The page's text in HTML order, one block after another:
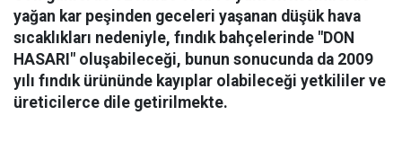
yağan kar peşinden geceleri yaşanan düşük hava
sıcaklıkları nedeniyle, fındık bahçelerinde "DON
HASARI" oluşabileceği, bunun sonucunda da 2009
yılı fındık ürününde kayıplar olabileceği yetkililer ve
üreticilerce dile getirilmekte.